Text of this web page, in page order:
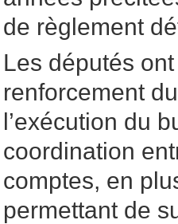
de règlement
Les députés
renforcement
l’exécution du
coordination
comptes, en
permettant de